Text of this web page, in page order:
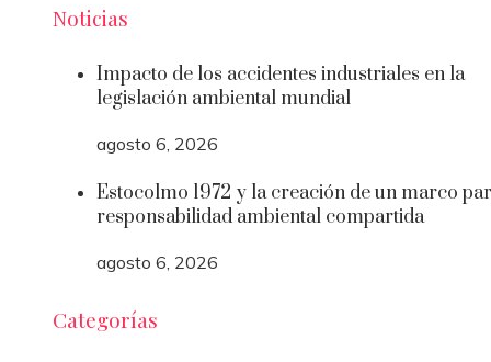
Noticias
Impacto de los accidentes industriales en la
legislación ambiental mundial
agosto 6, 2026
Estocolmo 1972 y la creación de un marco
responsabilidad ambiental compartida
agosto 6, 2026
Categorías